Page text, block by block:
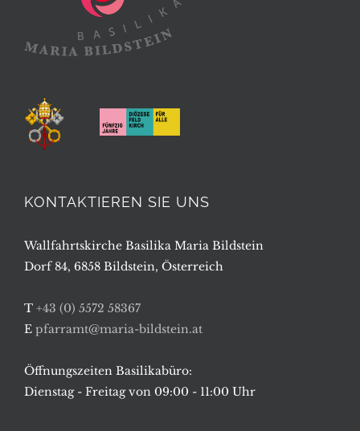
KONTAKTIEREN SIE UNS
Wallfahrtskirche Basilika Maria Bildstein
Dorf 84, 6858 Bildstein, Österreich
T +43 (0) 5572 58367
E pfarramt@maria-bildstein.at
Öffnungszeiten Basilikabüro:
Dienstag - Freitag von 09:00 - 11:00 Uhr